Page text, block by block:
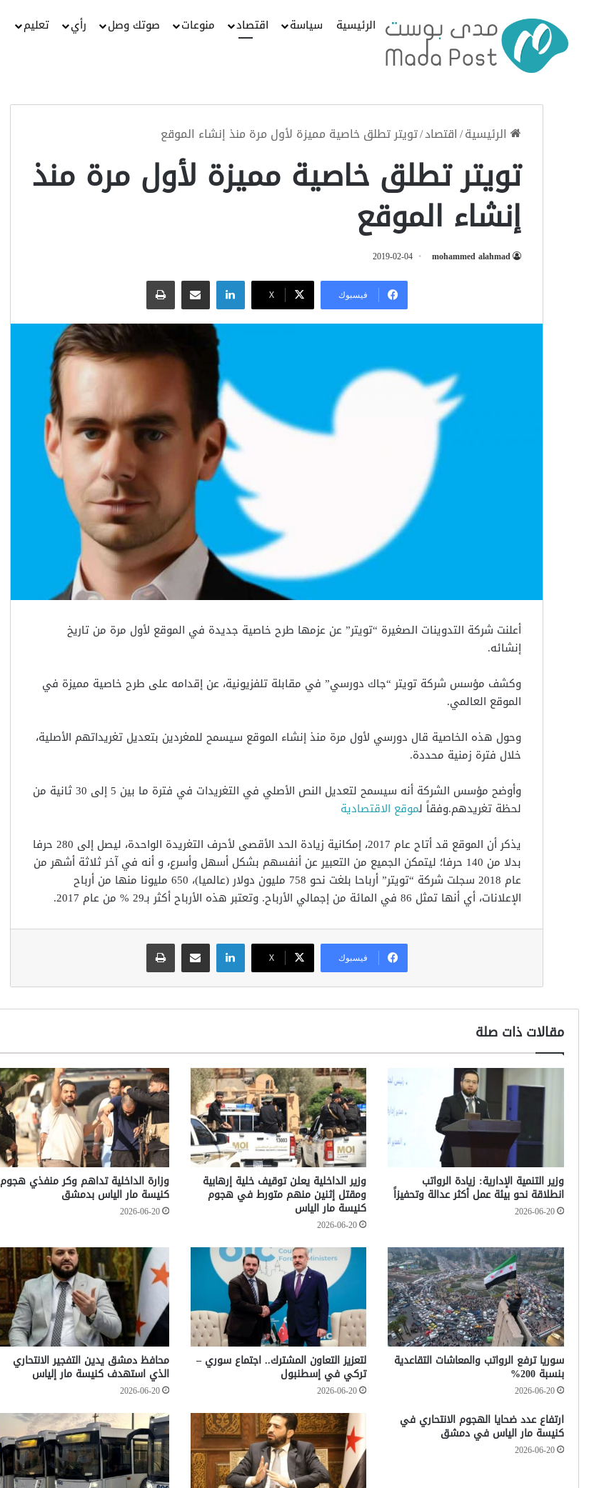
الرئيسية سياسة اقتصاد منوعات صوتك وصل رأي تعليم
الرئيسية/اقتصاد/تويتر تطلق خاصية مميزة لأول مرة منذ إنشاء الموقع
تويتر تطلق خاصية مميزة لأول مرة منذ
إنشاء الموقع
mohammed alahmad
2019-02-04
فيسبوك ‫X
لينكدإنمشاركة عبر البريد طباعة
أعلنت شركة التدوينات الصغيرة “تويتر” عن عزمها طرح خاصية جديدة في الموقع لأول مرة من تاريخ
إنشائه.
وكشف مؤسس شركة تويتر “جاك دورسي” في مقابلة تلفزيونية، عن إقدامه على طرح خاصية مميزة في
الموقع العالمي.
وحول هذه الخاصية قال دورسي لأول مرة منذ إنشاء الموقع سيسمح للمغردين بتعديل تغريداتهم الأصلية،
خلال فترة زمنية محددة.
وأوضح مؤسس الشركة أنه سيسمح لتعديل النص الأصلي في التغريدات في فترة ما بين 5 إلى 30 ثانية من
لحظة تغريدهم.وفقاً لموقع الاقتصادية
يذكر أن الموقع قد أتاح عام 2017، إمكانية زيادة الحد الأقصى لأحرف التغريدة الواحدة، ليصل إلى 280 حرفا
بدلا من 140 حرفا؛ ليتمكن الجميع من التعبير عن أنفسهم بشكل أسهل وأسرع، و أنه في آخر ثلاثة أشهر من
عام 2018 سجلت شركة “تويتر” أرباحا بلغت نحو 758 مليون دولار (عالميا)، 650 مليونا منها من أرباح
الإعلانات، أي أنها تمثل 86 في المائة من إجمالي الأرباح. وتعتبر هذه الأرباح أكثر بـ29 % من عام 2017.
فيسبوك ‫X
لينكدإنمشاركة عبر البريد طباعة
مقالات ذات صلة
وزير التنمية الإدارية: زيادة الرواتب
انطلاقة نحو بيئة عمل أكثر عدالة وتحفيزاً
2026-06-20
وزير الداخلية يعلن توقيف خلية إرهابية
ومقتل إثنين منهم متورط في هجوم
كنيسة مار الياس
2026-06-20
وزارة الداخلية تداهم وكر منفذي هجوم
كنيسة مار الياس بدمشق
2026-06-20
سوريا ترفع الرواتب والمعاشات التقاعدية
بنسبة 200%
2026-06-20
لتعزيز التعاون المشترك.. اجتماع سوري –
تركي في إسطنبول
2026-06-20
محافظ دمشق يدين التفجير الانتحاري
الذي استهدف كنيسة مار إلياس
2026-06-20
ارتفاع عدد ضحايا الهجوم الانتحاري في
كنيسة مار الياس في دمشق
2026-06-20